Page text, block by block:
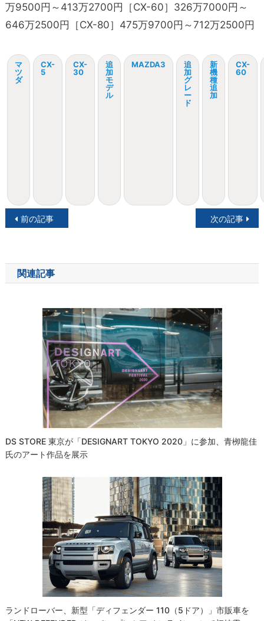
万9500円～413万2700円［CX-60］326万7000円～
646万2500円［CX-80］475万9700円～712万2500円
マ
ツ
ダ
CX-
5
CX-
30
追
加
モ
デ
ル
MAZDA3
追
加
グ
レ
ー
ド
新
機
種
追
加
CX-
60
投
ナ
ビ
前の記事 次の記事
関連記事
DS STORE 東京が「DESIGNART TOKYO 2020」に参加、青栁龍佳
氏のアート作品を展示
ランドローバー、新型「ディフェンダー 110（5ドア）」市販車を